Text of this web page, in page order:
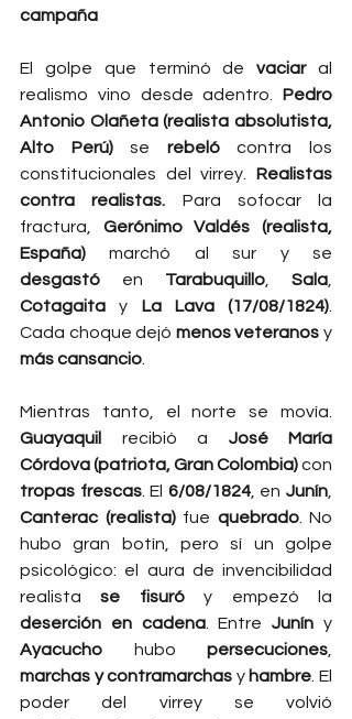
campaña
El golpe que terminó de vaciar al
realismo vino desde adentro. Pedro
Antonio Olañeta (realista absolutista,
Alto Perú) se rebeló contra los
constitucionales del virrey. Realistas
contra realistas. Para sofocar la
fractura, Gerónimo Valdés (realista,
España)
desgastó en Tarabuquillo Sala
Cotagaita y La Lava (17/08/1824)
Cada choque dejó menos veteranos
más cansancio
Guayaquil
recibió a José María
Córdova (patriota, Gran Colombia)
tropas frescas. El 6/08/1824, en Junín
Canterac (realista) fue quebrado. No
hubo gran botín, pero sí un golpe
psicológico: el aura de invencibilidad
realista se fisuró
deserción en cadena. Entre Junín
Ayacucho hubo persecuciones
marchas y contramarchas y hambre . El